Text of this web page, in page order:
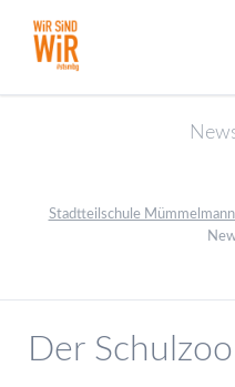
Stadtteilschule
Der